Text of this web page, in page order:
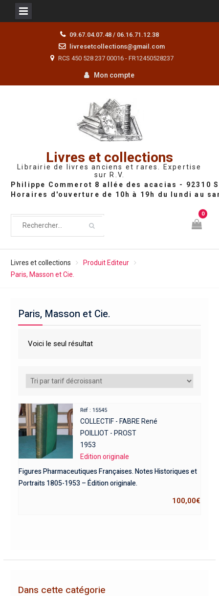
09.67.04.07.48 / 06.16.71.12.38
livresetcollections@gmail.com
RCS 450 528 237 00016 - FR12450528237
Mon compte
Livres et collections
Librairie de livres anciens et rares. Expertise
sur R.V.
0
Livres et collections
Produit Editeur
Paris, Masson et Cie.
Paris, Masson et Cie.
Voici le seul résultat
Réf : 15545
COLLECTIF - FABRE René
POILLIOT - PROST
1953
Edition originale
Figures Pharmaceutiques Françaises. Notes Historiques et
Portraits 1805-1953 – Édition originale.
100,00€
Dans cette catégorie